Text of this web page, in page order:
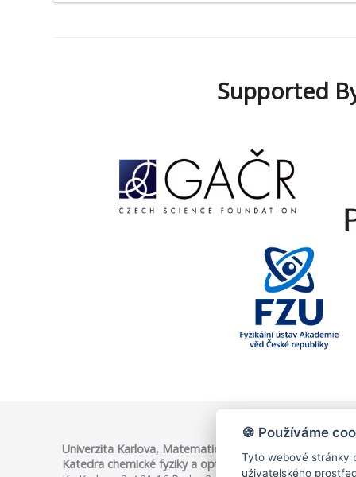
Supported
Univerzita Karlova, Matematicko-fyzikální fakulta
Katedra chemické fyziky a optiky, Oddělení optické
🍪 Používáme
Tyto webové stránky
uživatelského